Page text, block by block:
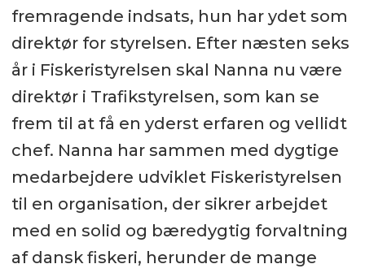
fremragende indsats, hun har ydet som
direktør for styrelsen. Efter næsten seks
år i Fiskeristyrelsen skal Nanna nu være
direktør i Trafikstyrelsen, som kan se
frem til at få en yderst erfaren og vellidt
chef. Nanna har sammen med dygtige
medarbejdere udviklet Fiskeristyrelsen
til en organisation, der sikrer arbejdet
med en solid og bæredygtig forvaltning
af dansk fiskeri, herunder de mange